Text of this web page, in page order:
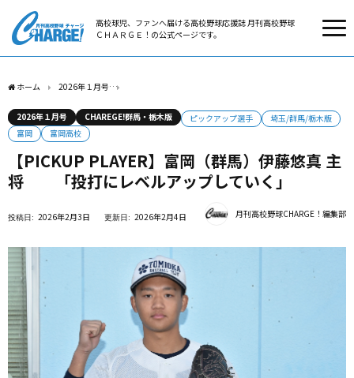
高校球児、ファンへ届ける高校野球応援誌 月刊高校野球
ＣＨＡＲＧＥ！の公式ページです。
ホーム 2026年１月号
2026年１月号 CHAREGE!群馬・栃木版 ピックアップ選手
埼玉/群馬/栃木版
富岡
富岡高校
【PICKUP PLAYER】富岡（群馬）伊藤悠真 主
将 「投打にレベルアップしていく」
2026年2月3日 2026年2月4日 月刊高校野球CHARGE！編集部